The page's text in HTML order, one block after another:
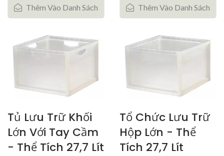
Thêm Vào Danh Sách Thêm Vào Danh Sách
Tủ Lưu Trữ Khối
Lớn Với Tay Cầm
- Thể Tích 27,7 Lít
Tổ Chức Lưu Trữ
Hộp Lớn - Thể
Tích 27,7 Lít